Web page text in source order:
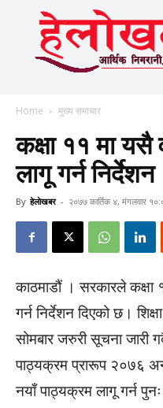
Home मुख्य समाचार
कक्षा ११ मा यसै
लागू गर्न निर्देशन
By हेलाेखबर - २०७७ कार्तिक ४, मंगलवार
काठमाडौं । सरकारले कक्षा
गर्न निर्देशन दिएको छ।
सोमबार जरुरी सूचना जारी
पाठ्यक्रम प्रारूप २०७६
नयाँ पाठ्यक्रम लागू गर्न पुनः